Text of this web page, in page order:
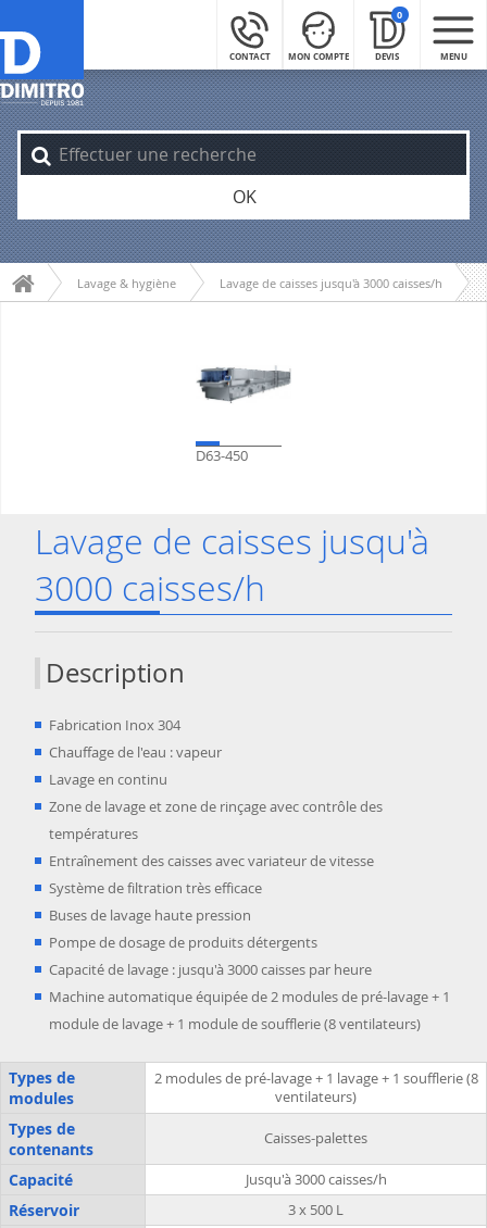
CONTACT MON COMPTE DEVIS
0
MENU
OK
Lavage & hygiène Lavage de caisses jusqu'à 3000 caisses/h
D63-450
Lavage de caisses jusqu'à
3000 caisses/h
Description
Fabrication Inox 304
Chauffage de l'eau : vapeur
Lavage en continu
Zone de lavage et zone de rinçage avec contrôle des
températures
Entraînement des caisses avec variateur de vitesse
Système de filtration très efficace
Buses de lavage haute pression
Pompe de dosage de produits détergents
Capacité de lavage : jusqu'à 3000 caisses par heure
Machine automatique équipée de 2 modules de pré-lavage + 1
module de lavage + 1 module de soufflerie (8 ventilateurs)
Types de
modules
2 modules de pré-lavage + 1 lavage + 1 soufflerie (8
ventilateurs)
Types de
contenants
Caisses-palettes
Capacité Jusqu'à 3000 caisses/h
Réservoir 3 x 500 L